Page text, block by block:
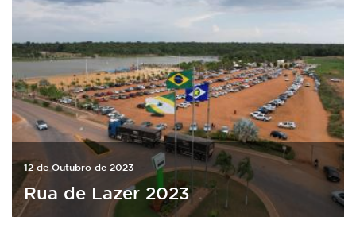
12 de Outubro de 2023
Rua de Lazer 2023